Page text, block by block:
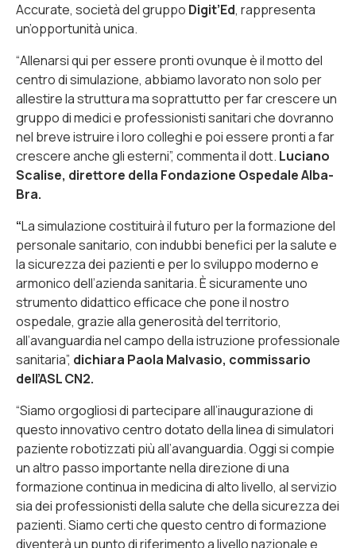
Accurate, società del gruppo Digit’Ed, rappresenta
un’opportunità unica.
“Allenarsi qui per essere pronti ovunque è il motto del
centro di simulazione, abbiamo lavorato non solo per
allestire la struttura ma soprattutto per far crescere un
gruppo di medici e professionisti sanitari che dovranno
nel breve istruire i loro colleghi e poi essere pronti a far
crescere anche gli esterni”, commenta il dott. Luciano
Scalise, direttore della Fondazione Ospedale Alba-
Bra.
“La simulazionecostituirà il futuro per la formazione del
personale sanitario, con indubbi benefici per la salute e
la sicurezza dei pazienti e per lo sviluppo moderno e
armonico dell’azienda sanitaria. È sicuramente uno
strumento didattico efficace che pone il nostro
ospedale, grazie alla generosità del territorio,
all’avanguardia nel campo della istruzione professionale
sanitaria”, dichiara Paola Malvasio, commissario
dell’ASL CN2.
“Siamo orgogliosi di partecipare all’inaugurazione di
questo innovativo centro dotato della linea di simulatori
paziente robotizzati più all’avanguardia. Oggi si compie
un altro passo importante nella direzione di una
formazione continua in medicina di alto livello, al servizio
sia dei professionisti della salute che della sicurezza dei
pazienti. Siamo certi che questo centro di formazione
diventerà un punto di riferimento a livello nazionale e